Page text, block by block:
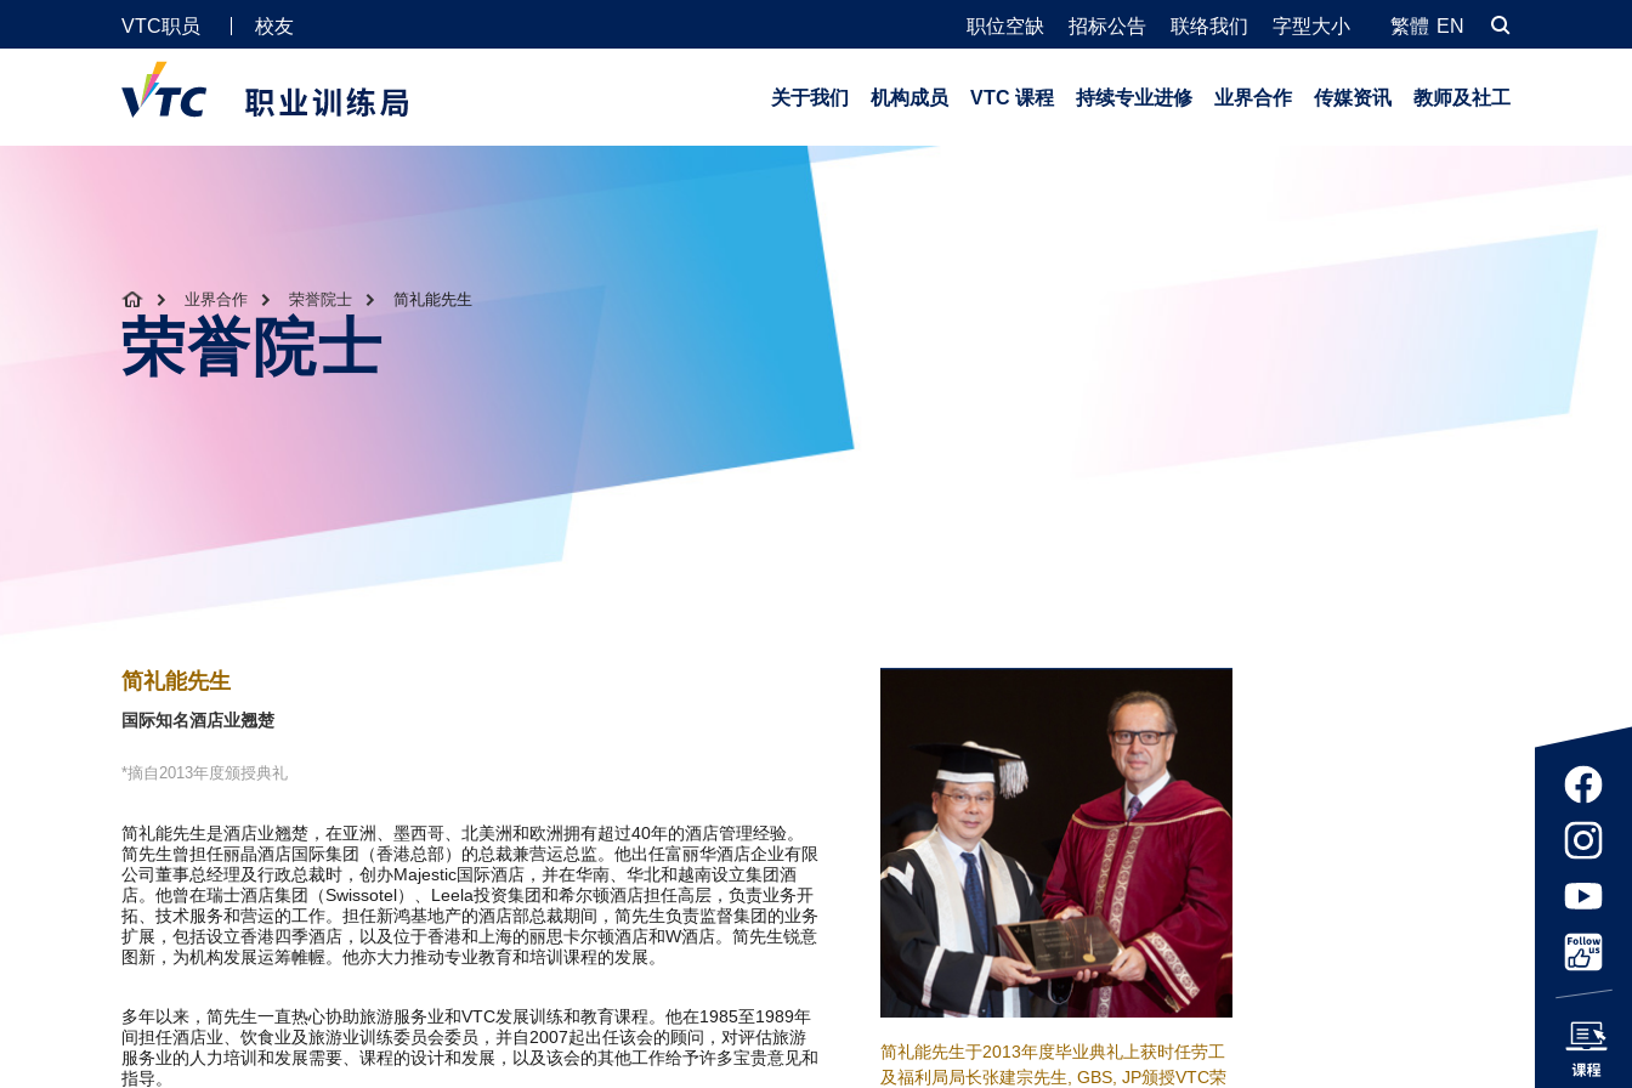
VTC职员 校友 职位空缺 招标公告 联络我们 字型大小 繁體 EN
关于我们 机构成员 VTC 课程 持续专业进修 业界合作 传媒资讯 教师及社工
业界合作 荣誉院士 简礼能先生
荣誉院士
简礼能先生
国际知名酒店业翘楚
*摘自2013年度颁授典礼
简礼能先生于2013年度毕业典礼上获时任劳工
及福利局局长张建宗先生, GBS, JP颁授VTC荣
简礼能先生是酒店业翘楚，在亚洲、墨西哥、北美洲和欧洲拥有超过40年的酒店管理经验。
简先生曾担任丽晶酒店国际集团（香港总部）的总裁兼营运总监。他出任富丽华酒店企业有限
公司董事总经理及行政总裁时，创办Majestic国际酒店，并在华南、华北和越南设立集团酒
店。他曾在瑞士酒店集团（Swissotel）、Leela投资集团和希尔顿酒店担任高层，负责业务开
拓、技术服务和营运的工作。担任新鸿基地产的酒店部总裁期间，简先生负责监督集团的业务
扩展，包括设立香港四季酒店，以及位于香港和上海的丽思卡尔顿酒店和W酒店。简先生锐意
图新，为机构发展运筹帷幄。他亦大力推动专业教育和培训课程的发展。
多年以来，简先生一直热心协助旅游服务业和VTC发展训练和教育课程。他在1985至1989年
间担任酒店业、饮食业及旅游业训练委员会委员，并自2007起出任该会的顾问，对评估旅游
服务业的人力培训和发展需要、课程的设计和发展，以及该会的其他工作给予许多宝贵意见和
指导。